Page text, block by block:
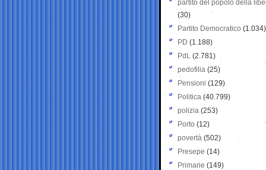
partito del popolo della
(30)
Partito Democratico (1.034)
PD (1.188)
PdL (2.781)
pedofilia (25)
Pensioni (129)
Politica (40.799)
polizia (253)
Porto (12)
povertà (502)
Presepe (14)
Primarie (149)